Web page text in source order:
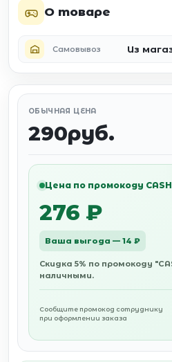
О товаре
Самовывоз Из
ОБЫЧНАЯ ЦЕНА
290руб.
Цена по промокоду CASH
276 ₽
Ваша выгода — 14 ₽
Скидка 5% по промокоду
наличными.
Сообщите промокод сотруднику
при оформлении заказа